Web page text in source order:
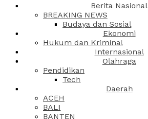
Berita Nasional
BREAKING NEWS
Budaya dan Sosial
Ekonomi
Hukum dan Kriminal
Internasional
Olahraga
Pendidikan
Tech
Daerah
ACEH
BALI
BANTEN